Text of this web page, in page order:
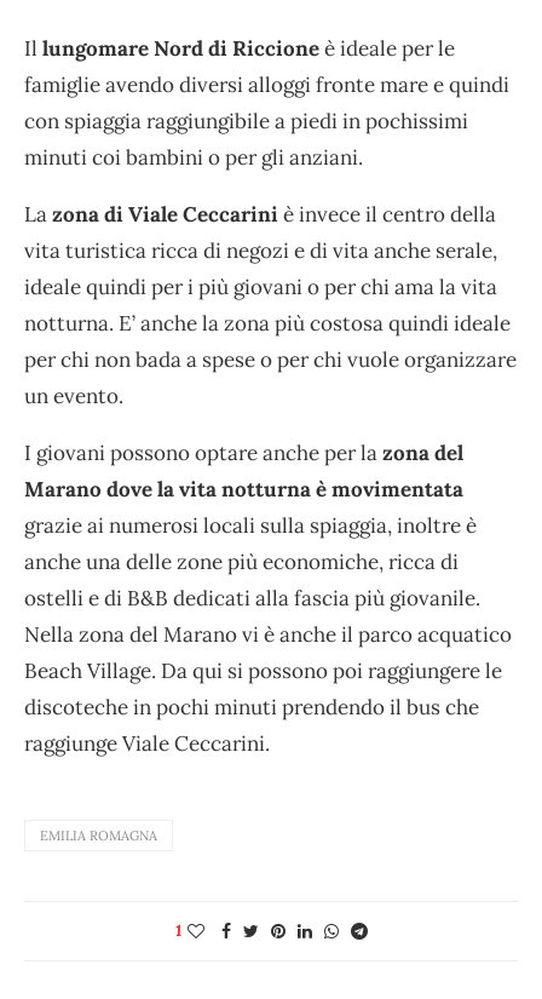
Il lungomare Nord di Riccioneè ideale per le
famiglie avendo diversi alloggi fronte mare e quindi
con spiaggia raggiungibile a piedi in pochissimi
minuti coi bambini o per gli anziani.
Lazona di Viale Ceccariniè invece il centro della
vita turistica ricca di negozi e di vita anche serale,
ideale quindi per i più giovani o per chi ama la vita
notturna. E’ anche la zona più costosa quindi ideale
per chi non bada a spese o per chi vuole organizzare
un evento.
I giovani possono optare anche per lazona del
Marano dove la vita notturna è movimentata
grazie ai numerosi locali sulla spiaggia, inoltre è
anche una delle zone più economiche, ricca di
ostelli e di B&B dedicati alla fascia più giovanile.
Nella zona del Marano vi è anche il parco acquatico
Beach Village. Da qui si possono poi raggiungere le
discoteche in pochi minuti prendendo il bus che
raggiunge Viale Ceccarini.
EMILIA ROMAGNA
1